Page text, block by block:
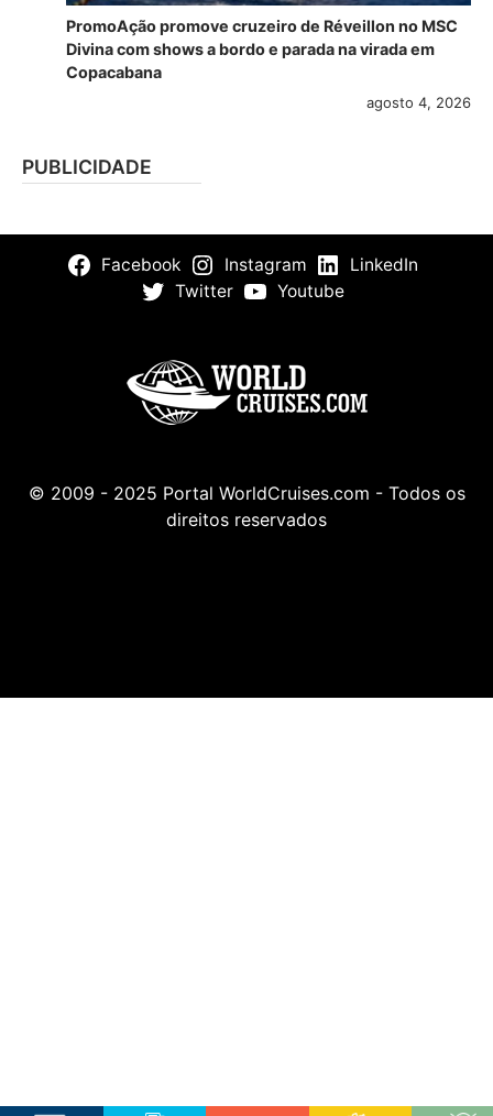
PromoAção promove cruzeiro de Réveillon no MSC
Divina com shows a bordo e parada na virada em
Copacabana
agosto 4, 2026
PUBLICIDADE
Facebook Instagram
LinkedIn
Twitter
Youtube
© 2009 - 2025 Portal WorldCruises.com - Todos os
direitos reservados